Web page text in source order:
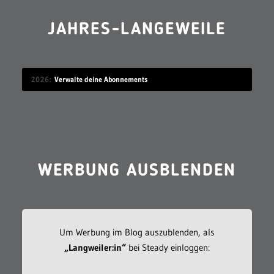
JAHRES-LANGEWEILE
2026 Verwalte deine Abonnements
WERBUNG AUSBLENDEN
Um Werbung im Blog auszublenden, als
„Langweiler:in“bei Steady einloggen: